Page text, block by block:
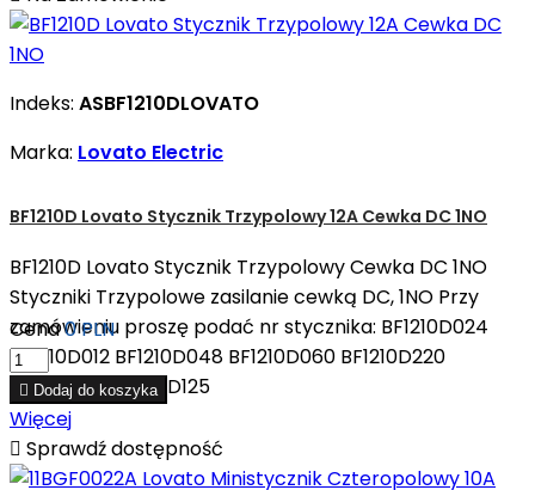
Indeks: ASBF1210DLOVATO
Marka: Lovato Electric
BF1210D Lovato Stycznik Trzypolowy 12A Cewka DC 1NO
BF1210D Lovato Stycznik Trzypolowy Cewka DC 1NO
Styczniki Trzypolowe zasilanie cewką DC, 1NO Przy
zamówieniu proszę podać nr stycznika: BF1210D024
BF1210D012 BF1210D048 BF1210D060 BF1210D220
BF1210D110 BF1210D125
Cena0 PLN
 Dodaj do koszyka
Więcej
 Sprawdź dostępność